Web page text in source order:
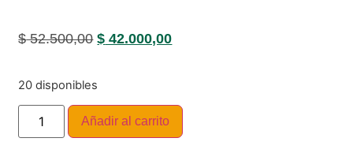
$52.500,00 $ 42.000,00
20 disponibles
Añadir al carrito